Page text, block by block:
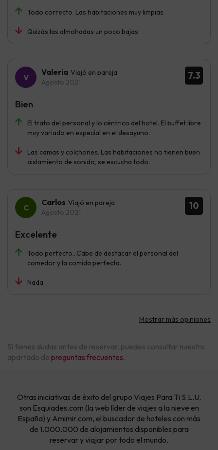
Todo correcto. Las habitaciones muy limpias
Quizás las almohadas un poco bajas
7.3
Valeria Viajó en pareja
Agosto 2021
El trato del personal y lo céntrico del hotel. El buffet libre
muy variado en especial en el desayuno.
Las camas y colchones. Las habitaciones no tienen buen
aislamiento de sonido, se escucha todo.
Bien
10
Carlos Viajó en pareja
Agosto 2021
Todo perfecto...Cabe de destacar el personal del
comedor y la comida perfecta.
Nada
Excelente
Mostrar más opiniones
Si tienes dudas antes de reservar, puedes consultar nuestro
apartado de preguntas frecuentes.
Otras iniciativas de éxito del grupo Viajes Para Ti S.L.U.
son Esquiades.com (la web líder de viajes a la nieve en
España) y Amimir.com, el buscador de hoteles con más
de 1.000.000 de alojamientos disponibles para
reservar y viajar por todo el mundo.